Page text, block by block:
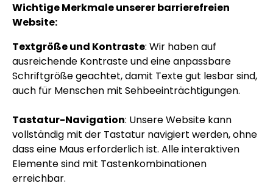
über 16.800
19,99 €
Wichtige Merkmale unserer barrierefreien
Website:
Textgröße und Kontraste: Wir haben auf
ausreichende Kontraste und eine anpassbare
Schriftgröße geachtet, damit Texte gut lesbar sind,
auch für Menschen mit Sehbeeinträchtigungen.
Tastatur-Navigation: Unsere Website kann
vollständig mit der Tastatur navigiert werden, ohne
dass eine Maus erforderlich ist. Alle interaktiven
Elemente sind mit Tastenkombinationen
erreichbar.